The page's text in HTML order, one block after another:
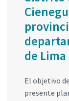
de Lima
El objetivo
presente